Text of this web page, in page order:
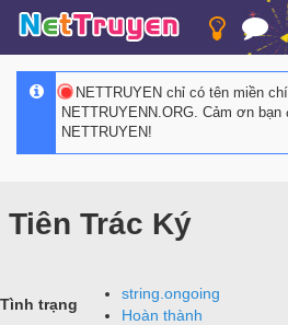
NETTRUYEN chỉ có tên miền
NETTRUYENN.ORG. Cảm ơn bạn
NETTRUYEN!
Tiên Trác Ký
Tình trạng
string.ongoing
Hoàn thành